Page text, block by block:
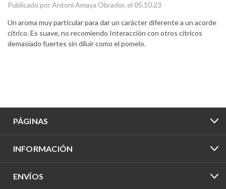
Publicado por Antoni Amaya Obrador, el 05.10.23
Un aroma muy particular para dar un carácter diferente a un acorde
cítrico. Es suave, no recomiendo Interacción con otros cítricos
demasiado fuertes sin diluir como el pomelo.
PÁGINAS
INFORMACIÓN
ENVÍOS